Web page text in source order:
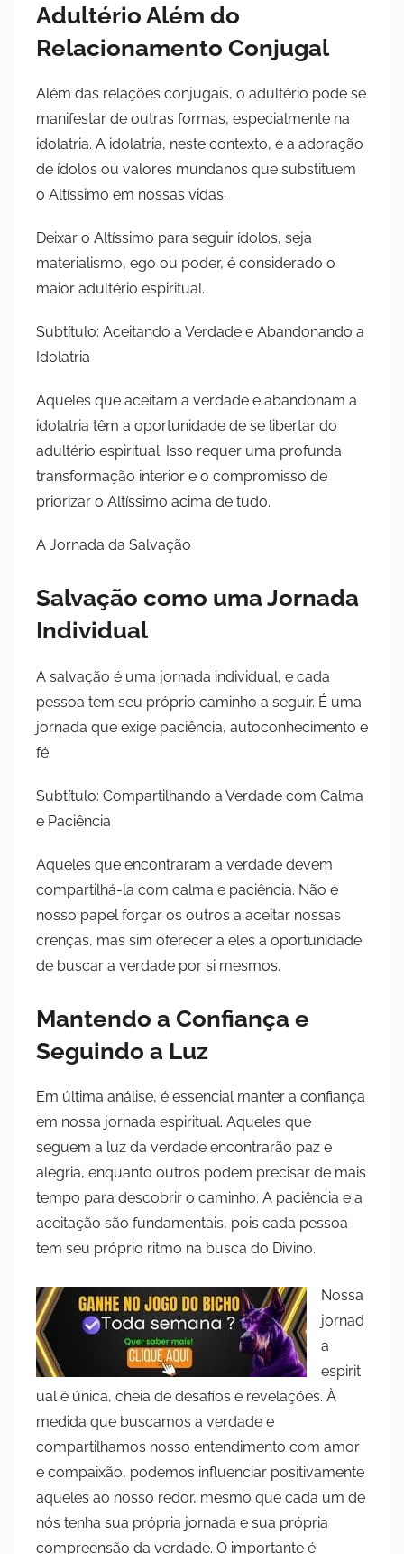
Adultério Além do
Relacionamento Conjugal
Além das relações conjugais, o adultério pode se
manifestar de outras formas, especialmente na
idolatria. A idolatria, neste contexto, é a adoração
de ídolos ou valores mundanos que substituem
o Altíssimo em nossas vidas.
Deixar o Altíssimo para seguir ídolos, seja
materialismo, ego ou poder, é considerado o
maior adultério espiritual.
Subtítulo: Aceitando a Verdade e Abandonando a
Idolatria
Aqueles que aceitam a verdade e abandonam a
idolatria têm a oportunidade de se libertar do
adultério espiritual. Isso requer uma profunda
transformação interior e o compromisso de
priorizar o Altíssimo acima de tudo.
A Jornada da Salvação
Salvação como uma Jornada
Individual
A salvação é uma jornada individual, e cada
pessoa tem seu próprio caminho a seguir. É uma
jornada que exige paciência, autoconhecimento e
fé.
Subtítulo: Compartilhando a Verdade com Calma
e Paciência
Aqueles que encontraram a verdade devem
compartilhá-la com calma e paciência. Não é
nosso papel forçar os outros a aceitar nossas
crenças, mas sim oferecer a eles a oportunidade
de buscar a verdade por si mesmos.
Mantendo a Confiança e
Seguindo a Luz
Em última análise, é essencial manter a confiança
em nossa jornada espiritual. Aqueles que
seguem a luz da verdade encontrarão paz e
alegria, enquanto outros podem precisar de mais
tempo para descobrir o caminho. A paciência e a
aceitação são fundamentais, pois cada pessoa
tem seu próprio ritmo na busca do Divino.
Nossa
jornad
a
espirit
ual é única, cheia de desafios e revelações. À
medida que buscamos a verdade e
compartilhamos nosso entendimento com amor
e compaixão, podemos influenciar positivamente
aqueles ao nosso redor, mesmo que cada um de
nós tenha sua própria jornada e sua própria
compreensão da verdade. O importante é